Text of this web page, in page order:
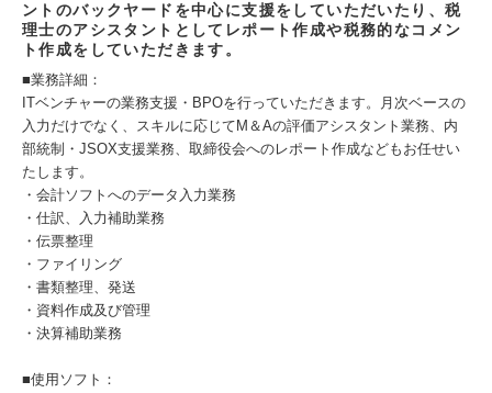
ントのバックヤードを中心に支援をしていただいたり、税
理士のアシスタントとしてレポート作成や税務的なコメン
ト作成をしていただきます。
■業務詳細：
ITベンチャーの業務支援・BPOを行っていただきます。月次ベースの
入力だけでなく、スキルに応じてM＆Aの評価アシスタント業務、内
部統制・JSOX支援業務、取締役会へのレポート作成などもお任せい
たします。
・会計ソフトへのデータ入力業務
・仕訳、入力補助業務
・伝票整理
・ファイリング
・書類整理、発送
・資料作成及び管理
・決算補助業務
■使用ソフト：